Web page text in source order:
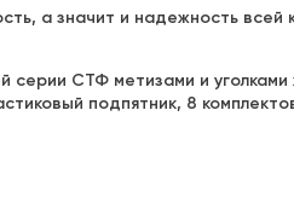
а значит и надежность всей
серии СТФ метизами и уголками
подпятник, 8